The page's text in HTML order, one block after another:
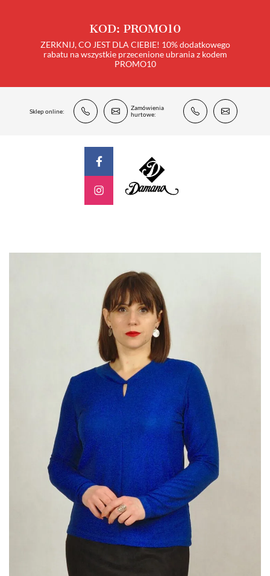
KOD: PROMO10
ZERKNIJ, CO JEST DLA CIEBIE! 10% dodatkowego
rabatu na wszystkie przecenione ubrania z kodem
PROMO10
Sklep online:
Zamówienia
hurtowe: